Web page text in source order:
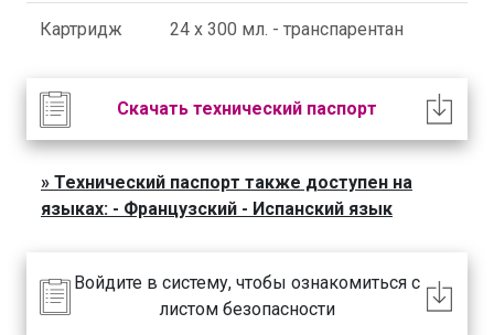
Картридж 24 x 300 мл. - транспарентан
Скачать технический паспорт
Технический паспорт также доступен на
языках: - Французский - Испанский язык
Войдите в систему, чтобы ознакомиться с
листом безопасности